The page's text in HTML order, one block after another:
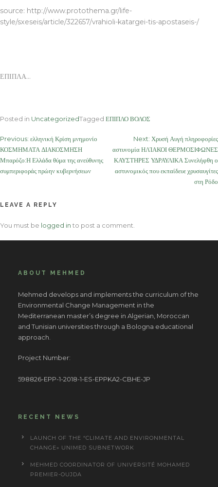
source: http://www.protothema.gr/life-
style/sxeseis/article/322657/vrahioli-katargei-tis-apostaseis-/
ΕΠΙΠΛΑ…
Posted in UncategorizedTagged ΕΠΙΠΛΟ ΒΟΛΟΣ
Post
navigation
Previous: ελληνική Κρίση μνημονίο
ΚΟΣΜΗΜΑΤΑ ΔΙΑΚΟΣΜΗΣΗ
Μπαρόζο:Η Ελλάδα θύμα της ανεύθυνης
συμπεριφοράς πρώην κυβερνήσεων
Next: Χρυσή Αυγή πληροφορίες
αστυνομία ΗΛΊΑΚΟΙ ΘΕΡΜΟΣΙΦΩΝΕΣ
ΚΑΥΣΤΗΡΕΣ ΥΔΡΑΥΛΙΚΑ Συνελήφθη ο
αστυνομικός που εκπαίδευε χρυσαυγίτες
στη Ρόδο
LEAVE A REPLY
You must be logged in to post a comment.
ABOUT MEHMED
Mehmed develops and implements the curriculum of the
Environmental Change Management in the
Mediterranean master’s degree in Algerian, Moroccan
and Tunisian universities through a Bologna educational
approach.
Project Number:
598826-EPP-1-2018-1-ES-EPPKA2-CBHE-JP
RECENT NEWS
LAUNCH OF THE “CLIMATE AND ENVIRONMENTAL
CHANGE» UNIMED SUBNETWORK
MEHMED COORDINATOR OF UNIVERSITÉ MOHAMED
PREMIER-OUJDA